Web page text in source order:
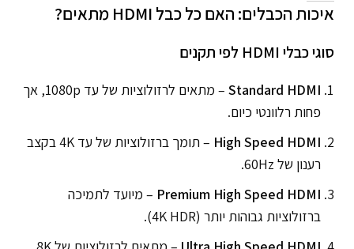
איכות הכבלים: האם כל כבל HDMI מתאים?
סוגי כבלי HDMI לפי תקנים
Standard HDMI
– מתאים לרזולוציות של עד 1080p, אך
פחות רלוונטי כיום.
High Speed HDMI
– תומך ברזולוציות של עד 4K בקצב
רענון של 60Hz.
Premium High Speed HDMI – מיועד לתמיכה
ברזולוציות גבוהות יותר (4K HDR).